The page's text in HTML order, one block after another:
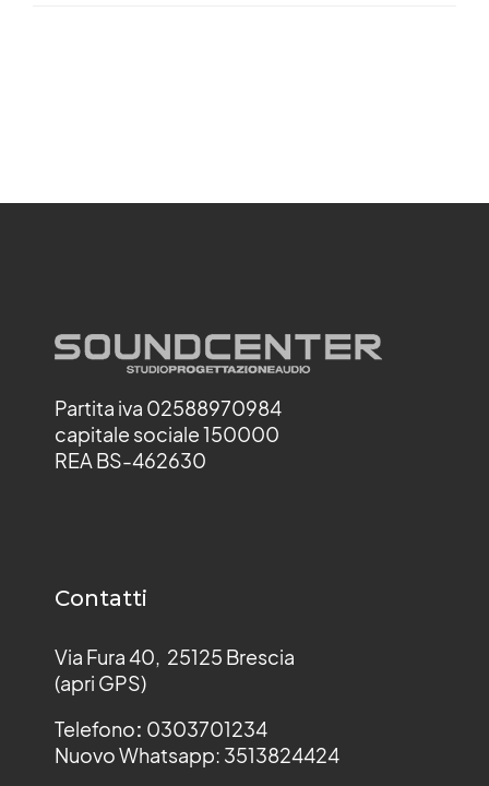
Partita iva 02588970984
capitale sociale 150000
REA BS-462630
Contatti
Via Fura 40, 25125 Brescia
(apri GPS)
Telefono: 0303701234
Nuovo Whatsapp: 3513824424